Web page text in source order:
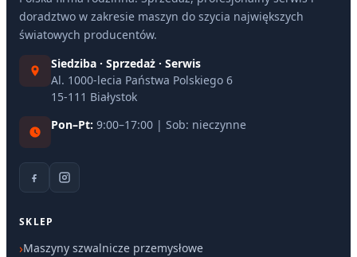
doradztwo w zakresie maszyn do szycia największych
światowych producentów.
Siedziba · Sprzedaż · Serwis
Al. 1000-lecia Państwa Polskiego 6
15-111 Białystok
Pon–Pt: 9:00–17:00 | Sob: nieczynne
SKLEP
Maszyny szwalnicze przemysłowe